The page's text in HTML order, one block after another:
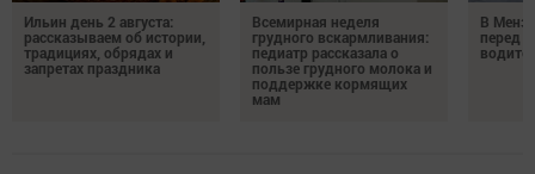
Ильин день 2 августа:
рассказываем об истории,
традициях, обрядах и
запретах праздника
Всемирная неделя
грудного вскармливания:
педиатр рассказала о
пользе грудного молока и
поддержке кормящих
мам
В
перед